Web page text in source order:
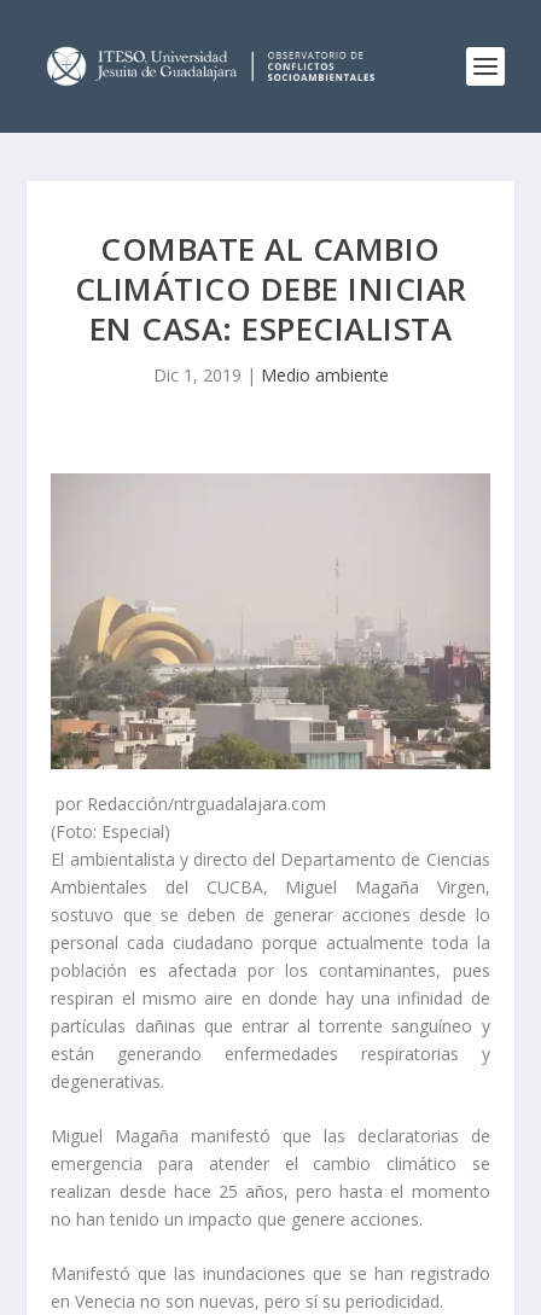
COMBATE AL CAMBIO
CLIMÁTICO DEBE INICIAR
EN CASA: ESPECIALISTA
Dic 1, 2019 | Medio ambiente
por Redacción/ntrguadalajara.com
(Foto: Especial)
El ambientalista y directo del Departamento de Ciencias
Ambientales del CUCBA, Miguel Magaña Virgen,
sostuvo que se deben de generar acciones desde lo
personal cada ciudadano porque actualmente toda la
población es afectada por los contaminantes, pues
respiran el mismo aire en donde hay una infinidad de
partículas dañinas que entrar al torrente sanguíneo y
están generando enfermedades respiratorias y
degenerativas.
Miguel Magaña manifestó que las declaratorias de
emergencia para atender el cambio climático se
realizan desde hace 25 años, pero hasta el momento
no han tenido un impacto que genere acciones.
Manifestó que las inundaciones que se han registrado
en Venecia no son nuevas, pero sí su periodicidad.